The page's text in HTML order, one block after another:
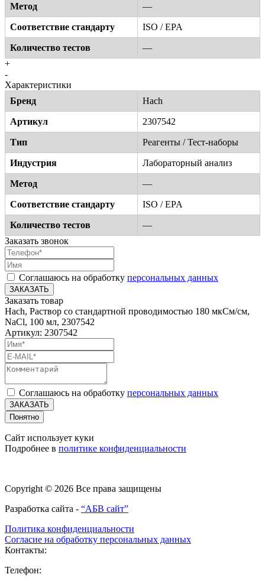
Метод —
Соответствие стандарту ISO / EPA
Количество тестов
—
+
-
Характеристики
Бренд
Hach
Артикул 2307542
Тип Реагенты / Тест-наборы
Индустрия Лабораторный анализ
Метод —
Соответствие стандарту ISO / EPA
Количество тестов
—
Заказать звонок
Соглашаюсь на обработку персональных данных
ЗАКАЗАТЬ
Заказать товар
Hach, Раствор со стандартной проводимостью 180 мкСм/см,
NaCl, 100 мл, 2307542
Артикул: 2307542
Соглашаюсь на обработку персональных данных
ЗАКАЗАТЬ
Понятно
Сайт использует куки
Подробнее в политике конфиденциальности
Copyright © 2026 Все права защищены
Разработка сайта - “АБВ сайт”
Политика конфиденциальности
Согласие на обработку персональных данных
Контакты:
Телефон: